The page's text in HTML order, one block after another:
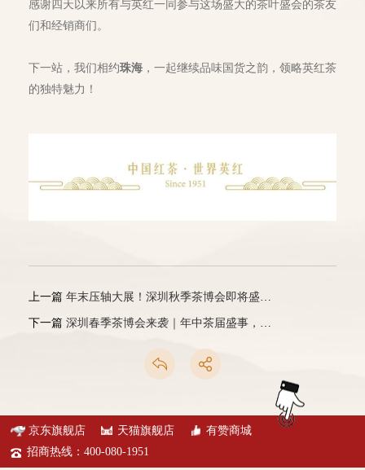
感谢四天以来所有与英红一同参与这场盛大的茶叶盛会的茶友
们和经销商们。
下一站，我们相约珠海，一起继续品味国货之韵，领略英红茶
的独特魅力！
上一篇 年末压轴大展！深圳秋季茶博会即将盛大开幕！
下一篇 深圳春季茶博会来袭｜年中茶届盛事，今昔不再错过！
京东旗舰店 天猫旗舰店
有赞商城
招商热线：400-080-1951